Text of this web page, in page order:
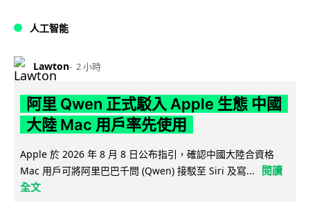
人工智能
Lawton 2 小時
阿里 Qwen 正式駁入 Apple 生態 中國
大陸 Mac 用戶率先使用
Apple 於 2026 年 8 月 8 日公布指引，確認中國大陸合資格
Mac 用戶可將阿里巴巴千問 (Qwen) 接駁至 Siri 及寫...
閱讀
全文